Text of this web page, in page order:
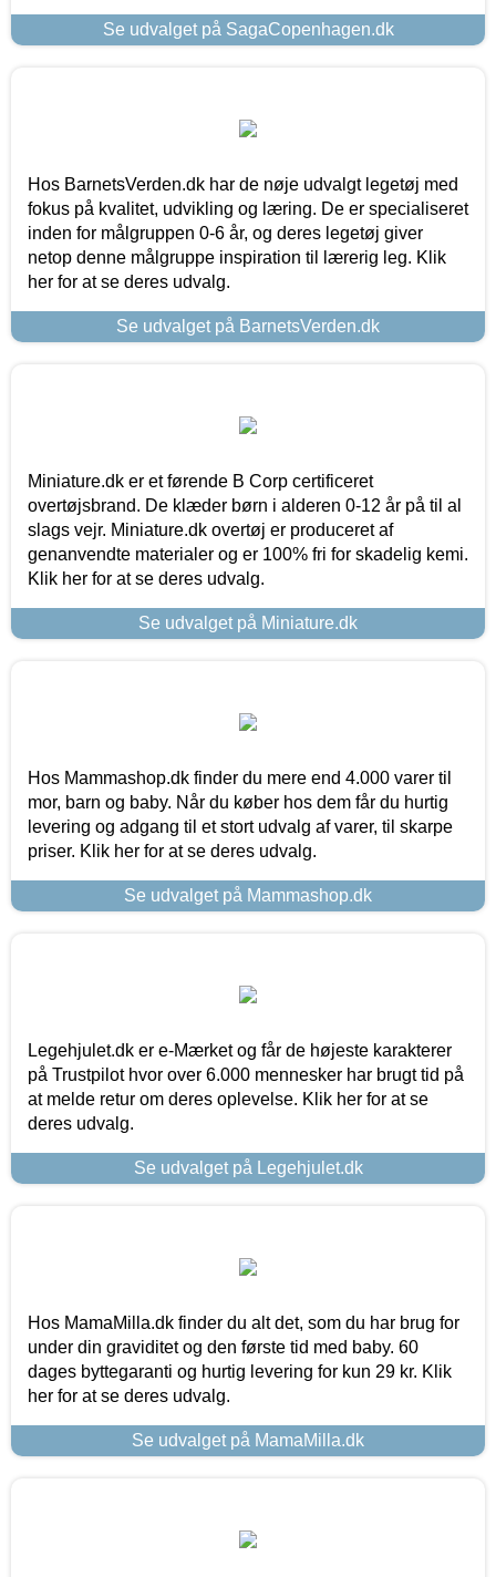
Se udvalget på SagaCopenhagen.dk
Hos BarnetsVerden.dk har de nøje udvalgt legetøj med
fokus på kvalitet, udvikling og læring. De er specialiseret
inden for målgruppen 0-6 år, og deres legetøj giver
netop denne målgruppe inspiration til lærerig leg. Klik
her for at se deres udvalg.
Se udvalget på BarnetsVerden.dk
Miniature.dk er et førende B Corp certificeret
overtøjsbrand. De klæder børn i alderen 0-12 år på til al
slags vejr. Miniature.dk overtøj er produceret af
genanvendte materialer og er 100% fri for skadelig kemi.
Klik her for at se deres udvalg.
Se udvalget på Miniature.dk
Hos Mammashop.dk finder du mere end 4.000 varer til
mor, barn og baby. Når du køber hos dem får du hurtig
levering og adgang til et stort udvalg af varer, til skarpe
priser. Klik her for at se deres udvalg.
Se udvalget på Mammashop.dk
Legehjulet.dk er e-Mærket og får de højeste karakterer
på Trustpilot hvor over 6.000 mennesker har brugt tid på
at melde retur om deres oplevelse. Klik her for at se
deres udvalg.
Se udvalget på Legehjulet.dk
Hos MamaMilla.dk finder du alt det, som du har brug for
under din graviditet og den første tid med baby. 60
dages byttegaranti og hurtig levering for kun 29 kr. Klik
her for at se deres udvalg.
Se udvalget på MamaMilla.dk